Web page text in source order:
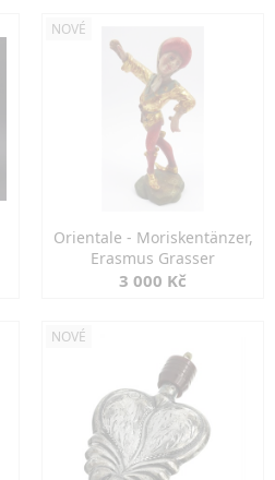
NOVÉ
Orientale - Moriskentänzer,
Erasmus Grasser
3 000 Kč
NOVÉ